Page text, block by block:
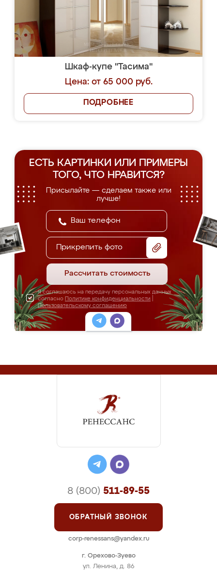
Шкаф-купе "Тасима"
Цена: от 65 000 руб.
ПОДРОБНЕЕ
ЕСТЬ КАРТИНКИ ИЛИ ПРИМЕРЫ
ТОГО, ЧТО НРАВИТСЯ?
Присылайте — сделаем также или
лучше!
Прикрепить фото
Рассчитать стоимость
Я соглашаюсь на передачу персональных данных
согласно Политике конфиденциальности
Пользовательскому соглашению
г. Орехово-Зуево
ул. Ленина, д. 86
8 (800) 511-89-55
ОБРАТНЫЙ ЗВОНОК
corp-renessans@yandex.ru